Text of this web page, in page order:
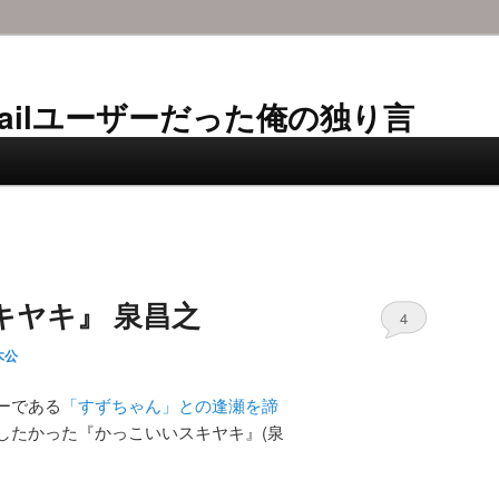
ユーザーだった俺の独り言
ヤキ』 泉昌之
公
4
である 「すずちゃん」との逢瀬を諦
たかった『かっこいいスキヤキ』(泉